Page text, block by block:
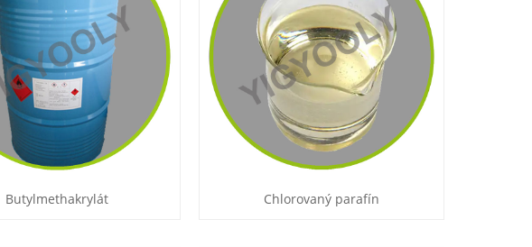
Butylmethakrylát Chlorovaný parafín